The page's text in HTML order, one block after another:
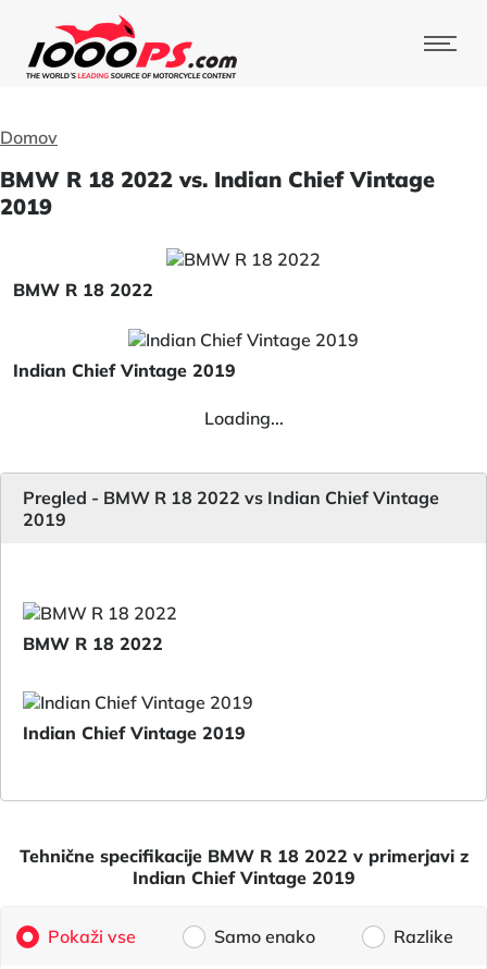
Domov
BMW R 18 2022 vs. Indian Chief Vintage
2019
BMW R 18 2022
Indian Chief Vintage 2019
Loading...
Pregled - BMW R 18 2022 vs Indian Chief Vintage
2019
BMW R 18 2022
Indian Chief Vintage 2019
Tehnične specifikacije BMW R 18 2022 v primerjavi z
Indian Chief Vintage 2019
Pokaži vse Samo enako Razlike